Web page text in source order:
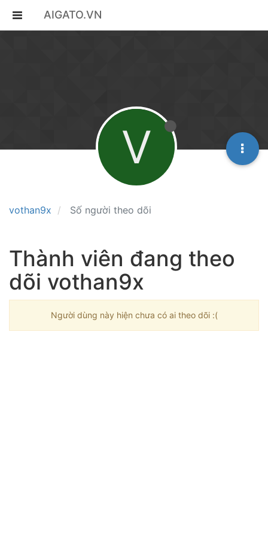
AIGATO.VN
vothan9x Số người theo dõi
V
Thành viên đang theo
dõi vothan9x
Người dùng này hiện chưa có ai theo dõi :(